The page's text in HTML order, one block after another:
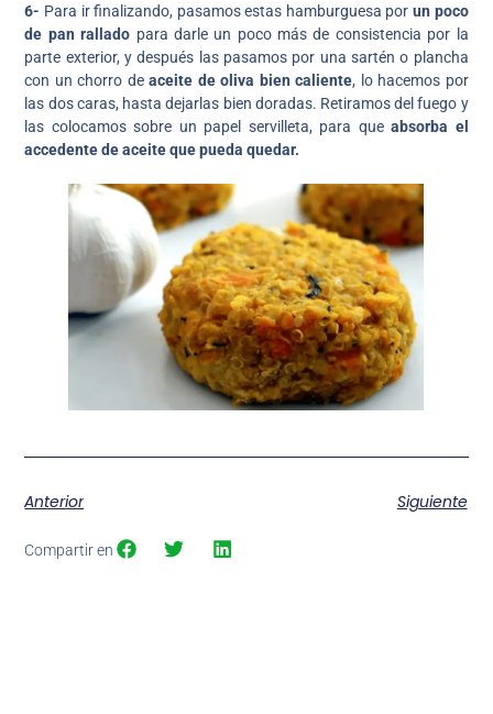
6- Para ir finalizando, pasamos estas hamburguesa porun poco
de pan rallado para darle un poco más de consistencia por la
parte exterior, y después las pasamos por una sartén o plancha
con un chorro deaceite de oliva bien caliente, lo hacemos por
las dos caras, hasta dejarlas bien doradas. Retiramos del fuego y
las colocamos sobre un papel servilleta, para queabsorba el
accedente de aceite que pueda quedar.
Anterior Siguiente
Compartir en